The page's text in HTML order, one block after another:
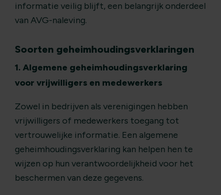
informatie veilig blijft, een belangrijk onderdeel
van AVG-naleving.
Soorten geheimhoudingsverklaringen
1. Algemene geheimhoudingsverklaring
voor vrijwilligers en medewerkers
Zowel in bedrijven als verenigingen hebben
vrijwilligers of medewerkers toegang tot
vertrouwelijke informatie. Een algemene
geheimhoudingsverklaring kan helpen hen te
wijzen op hun verantwoordelijkheid voor het
beschermen van deze gegevens.